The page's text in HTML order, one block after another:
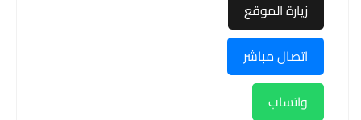
زيارة الموقع
اتصال مباشر
واتساب